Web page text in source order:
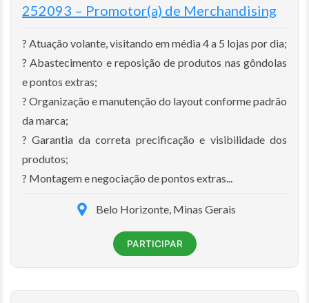
252093 – Promotor(a) de Merchandising
? Atuação volante, visitando em média 4 a 5 lojas por dia;
? Abastecimento e reposição de produtos nas gôndolas
e pontos extras;
? Organização e manutenção do layout conforme padrão
da marca;
? Garantia da correta precificação e visibilidade dos
produtos;
? Montagem e negociação de pontos extras...
Belo Horizonte, Minas Gerais
PARTICIPAR